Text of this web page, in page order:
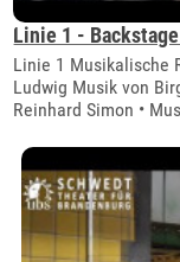
Linie 1 -
Linie 1 Musikalische
Ludwig Musik von
Reinhard Simon •